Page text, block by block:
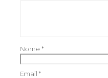
Nome *
Email *